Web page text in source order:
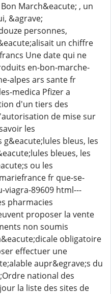
March&eacute; , un
&agrave;
personnes,
un chiffre
Une date qui ne
en-bon-marche-
alpes ars sante fr
medica Pfizer a
d'un tiers des
de mise sur
les
bleus, les
bleues, les
ou les
fr que-se-
viagra-89609 html---
pharmacies
proposer la vente
non soumis
obligatoire
effectuer une
aupr&egrave;s du
national des
la liste des sites de